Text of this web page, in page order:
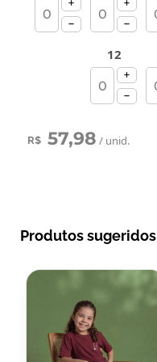
12
R$ 57,98 / unid.
Produtos sugeridos